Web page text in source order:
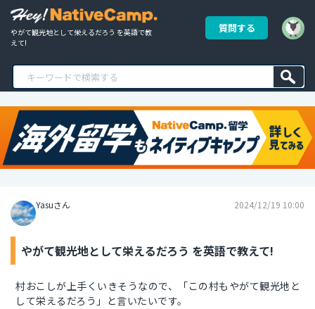
やがて観光地として栄えるだろう を英語で教
えて!
質問する
Yasuさん 2024/12/19 10:00
やがて観光地として栄えるだろう を英語で教えて!
村おこしが上手くいきそうなので、「この村もやがて観光地と
して栄えるだろう」と言いたいです。